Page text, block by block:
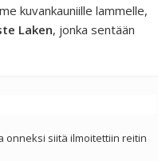
kuvankauniille lammelle,
Laken, jonka sentään
onneksi siitä ilmoitettiin reitin